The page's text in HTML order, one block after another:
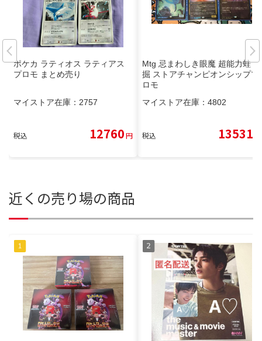
ポケカ ラティオス ラティアス
プロモ まとめ売り
マイストア在庫： 2757
税込 12760円
Mtg 忌まわしき眼魔 超能力蛙 発
掘 ストアチャンピオンシッププ
ロモ
マイストア在庫： 4802
税込 13531
近くの売り場の商品